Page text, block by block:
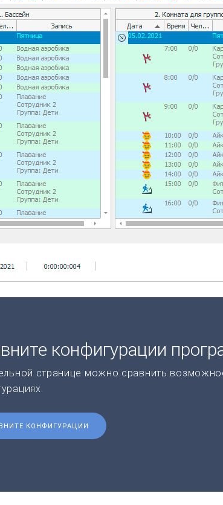
конфигурации
странице можно сравнить
КОНФИГУРАЦИИ